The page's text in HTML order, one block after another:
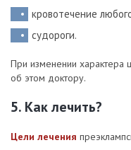
кровотечение
судороги.
При изменении характера
об этом доктору.
5. Как лечить?
Цели лечения